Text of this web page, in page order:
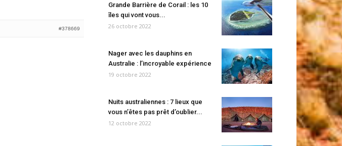
#378669
Grande Barrière de Corail : les 10
îles qui vont vous...
26 octobre 2022
Nager avec les dauphins en
Australie : l’incroyable expérience
19 octobre 2022
Nuits australiennes : 7 lieux que
vous n’êtes pas prêt d’oublier...
12 octobre 2022